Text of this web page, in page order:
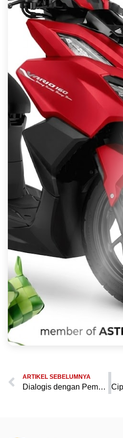
ARTIKEL SEBELUMNYA
Dialogis dengan Pemuda, Bhabinkamtibmas Polsek Bojong Gelar Patroli di Desa Binaan untuk Kondusifitas